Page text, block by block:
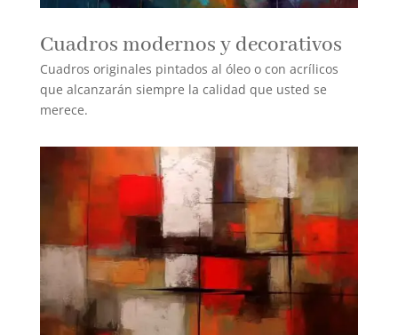
Cuadros modernos y decorativos
Cuadros originales pintados al óleo o con acrílicos
que alcanzarán siempre la calidad que usted se
merece.